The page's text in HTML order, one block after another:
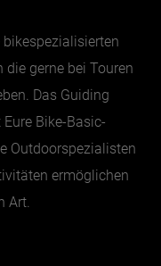
die gerne bei Touren
Das Guiding
Bike-Basic-
Outdoorspezialisten
ermöglichen
Art.